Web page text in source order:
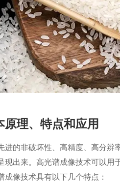
理、特点和应用
进的非破坏性、高精度、高分
现出来。高光谱成像技术可以
像技术具有以下几个特点：